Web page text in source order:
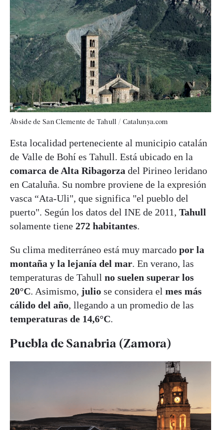
Ábside de San Clemente de Tahull / Catalunya.com
Esta localidad perteneciente al municipio catalán
de Valle de Bohí es Tahull. Está ubicado en la
comarca de Alta Ribagorza del Pirineo leridano
en Cataluña. Su nombre proviene de la expresión
vasca “Ata-Uli", que significa "el pueblo del
puerto". Según los datos del INE de 2011, Tahull
solamente tiene 272 habitantes.
Su clima mediterráneo está muy marcado por la
montaña y la lejanía del mar. En verano, las
temperaturas de Tahull no suelen superar los
20°C. Asimismo, julio se considera el mes más
cálido del año, llegando a un promedio de las
temperaturas de 14,6°C.
Puebla de Sanabria (Zamora)